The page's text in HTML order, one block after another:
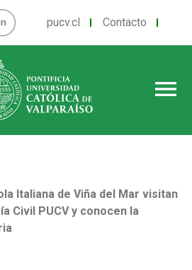
pucv.cl Contacto
menu
Italiana de Viña del Mar visitan
Civil PUCV y conocen la